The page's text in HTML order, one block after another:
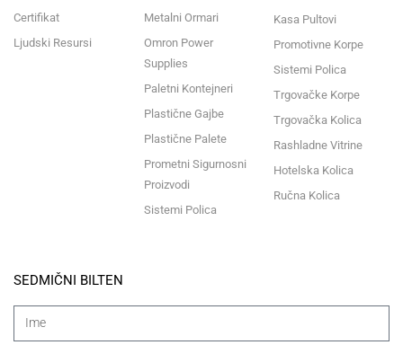
Certifikat
Ljudski Resursi
Metalni Ormari
Omron Power
Supplies
Paletni Kontejneri
Plastične Gajbe
Plastične Palete
Prometni Sigurnosni
Proizvodi
Sistemi Polica
Kasa Pultovi
Promotivne Korpe
Sistemi Polica
Trgovačke Korpe
Trgovačka Kolica
Rashladne Vitrine
Hotelska Kolica
Ručna Kolica
SEDMIČNI BILTEN